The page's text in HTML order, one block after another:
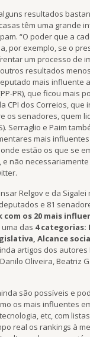
resultados
têm uma grande
“O poder que a
por exemplo, se o
um processo de
resultados
mais influente
PR), que ficou mais
CPI dos Correios, que
os senadores, quem
Serraglio e Paim
mais
estão os que se
e não
Relgov e da Sigalei
e 81
com os 20 mais
uma das 4 categorias:
Alcance
artigos dos autores
Oliveira, Beatriz
são possíveis e
os mais influentes
etc, com
real os rankings à